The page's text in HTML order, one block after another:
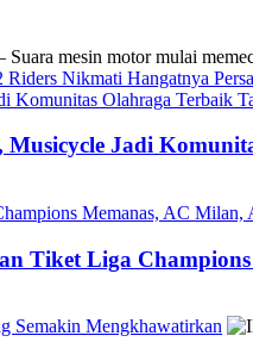
mesin motor mulai
Nikmati Hangatnya
Olahraga Terbaik
Jadi
Memanas, AC
Tiket Liga
Semakin Mengkhawatirkan